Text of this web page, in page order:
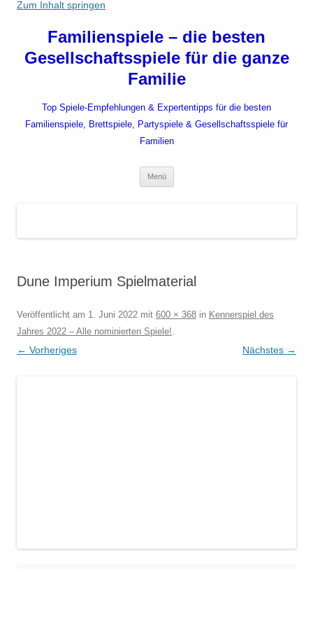
Zum Inhalt springen
Familienspiele – die besten
Gesellschaftsspiele für die ganze
Familie
Top Spiele-Empfehlungen & Expertentipps für die besten
Familienspiele, Brettspiele, Partyspiele & Gesellschaftsspiele für
Familien
Menü
Dune Imperium Spielmaterial
Veröffentlicht am 1. Juni 2022 mit 600 × 368 in Kennerspiel des
Jahres 2022 – Alle nominierten Spiele!.
← Vorheriges Nächstes →